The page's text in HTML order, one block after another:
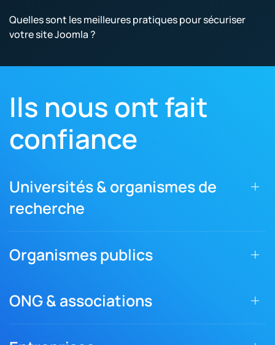
Quelles sont les meilleures pratiques pour sécuriser
votre site Joomla ?
Ils nous ont fait
confiance
Universités & organismes de
recherche
Organismes publics
ONG & associations